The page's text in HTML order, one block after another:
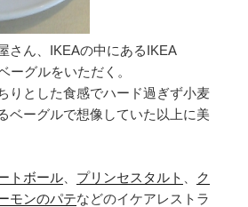
さん、IKEAの中にあるIKEA
ーグルをいただく。
りとした食感でハード過ぎず小麦
ベーグルで想像していた以上に美
トボール プリンセスタルト
ク
モンのパテなどのイケアレストラ